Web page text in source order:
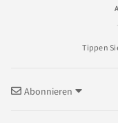
Abonnieren